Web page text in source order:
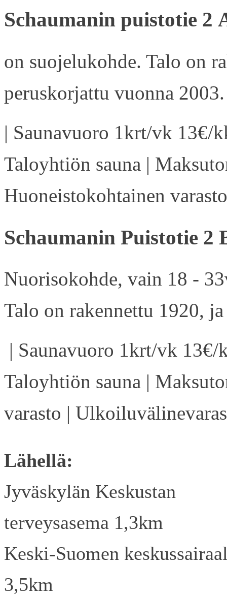
Schaumanin puistotie 2
on suojelukohde. Talo on
peruskorjattu vuonna 2003.
| Saunavuoro 1krt/vk 13€/
Taloyhtiön sauna |
Huoneistokohtainen
Schaumanin Puistotie 2
Nuorisokohde, vain 18 -
Talo on rakennettu 1920,
| Saunavuoro 1krt/vk
Taloyhtiön sauna |
varasto |
Lähellä:
Jyväskylän Keskustan
terveysasema 1,3km
Keski-Suomen
3,5km